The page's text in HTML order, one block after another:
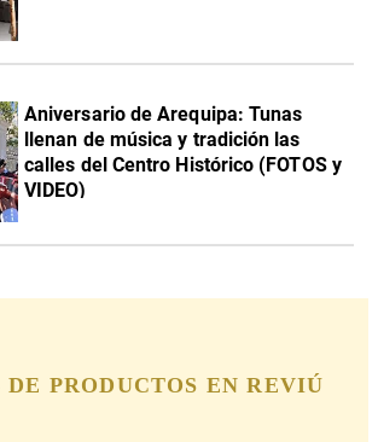
Aniversario de Arequipa: Tunas
llenan de música y tradición las
calles del Centro Histórico (FOTOS y
VIDEO)